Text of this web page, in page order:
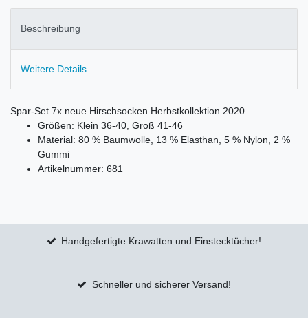
Beschreibung
Weitere Details
Spar-Set 7x neue Hirschsocken Herbstkollektion 2020
Größen: Klein 36-40, Groß 41-46
Material: 80 % Baumwolle, 13 % Elasthan, 5 % Nylon, 2 %
Gummi
Artikelnummer: 681
Handgefertigte Krawatten und Einstecktücher!
Schneller und sicherer Versand!